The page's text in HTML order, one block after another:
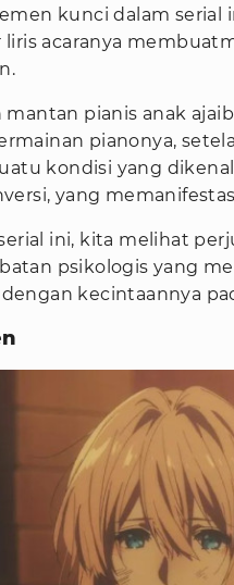
kunci dalam serial
liris acaranya
mantan pianis anak
pianonya,
kondisi yang
yang
ini, kita melihat
psikologis yang
kecintaannya